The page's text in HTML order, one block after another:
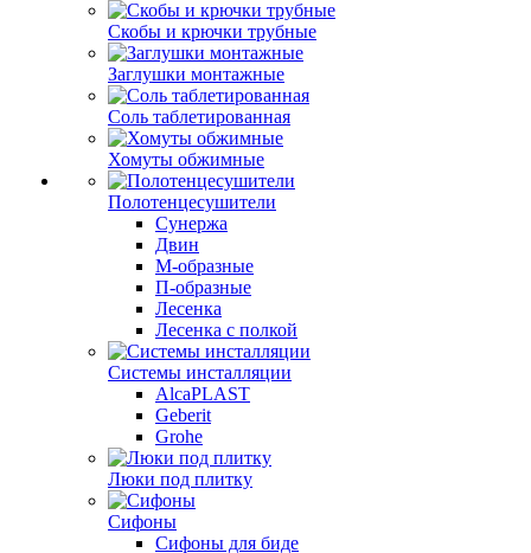
Скобы и крючки трубные
Заглушки монтажные
Соль таблетированная
Хомуты обжимные
Полотенцесушители
Сунержа
Двин
М-образные
П-образные
Лесенка
Лесенка с полкой
Системы инсталляции
AlcaPLAST
Geberit
Grohe
Люки под плитку
Сифоны
Сифoны для биде